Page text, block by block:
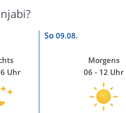
So 09.08.
Uhr
Morgens
06 - 12 Uhr
Sonnenschein heute
Zur Sonnenscheindauerkarte